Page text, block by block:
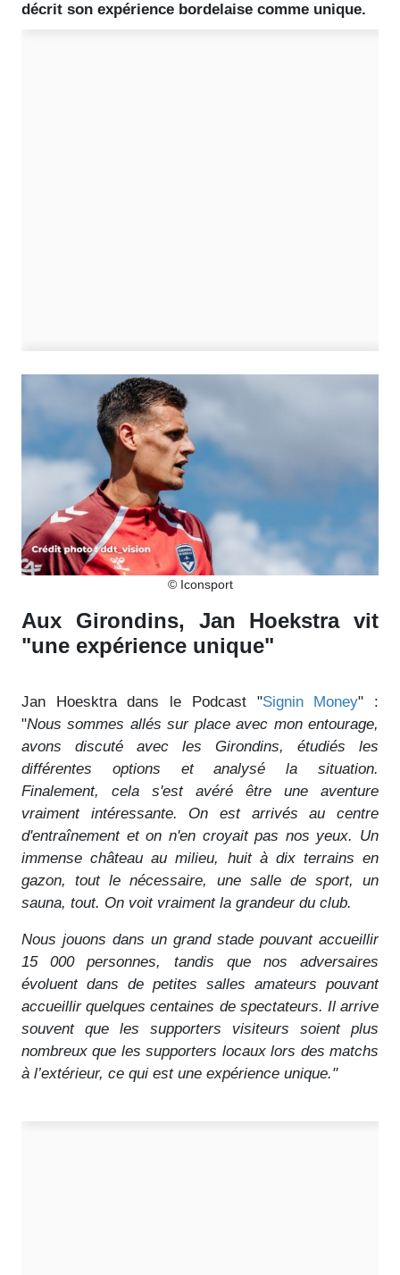
décrit son expérience bordelaise comme unique.
© Iconsport
Aux Girondins, Jan Hoekstra vit
"une expérience unique"
Jan Hoesktra dans le Podcast "Signin Money" :
"Nous sommes allés sur place avec mon entourage,
avons discuté avec les Girondins, étudiés les
différentes options et analysé la situation.
Finalement, cela s'est avéré être une aventure
vraiment intéressante. On est arrivés au centre
d'entraînement et on n'en croyait pas nos yeux. Un
immense château au milieu, huit à dix terrains en
gazon, tout le nécessaire, une salle de sport, un
sauna, tout. On voit vraiment la grandeur du club.
Nous jouons dans un grand stade pouvant accueillir
15 000 personnes, tandis que nos adversaires
évoluent dans de petites salles amateurs pouvant
accueillir quelques centaines de spectateurs. Il arrive
souvent que les supporters visiteurs soient plus
nombreux que les supporters locaux lors des matchs
à l’extérieur, ce qui est une expérience unique."